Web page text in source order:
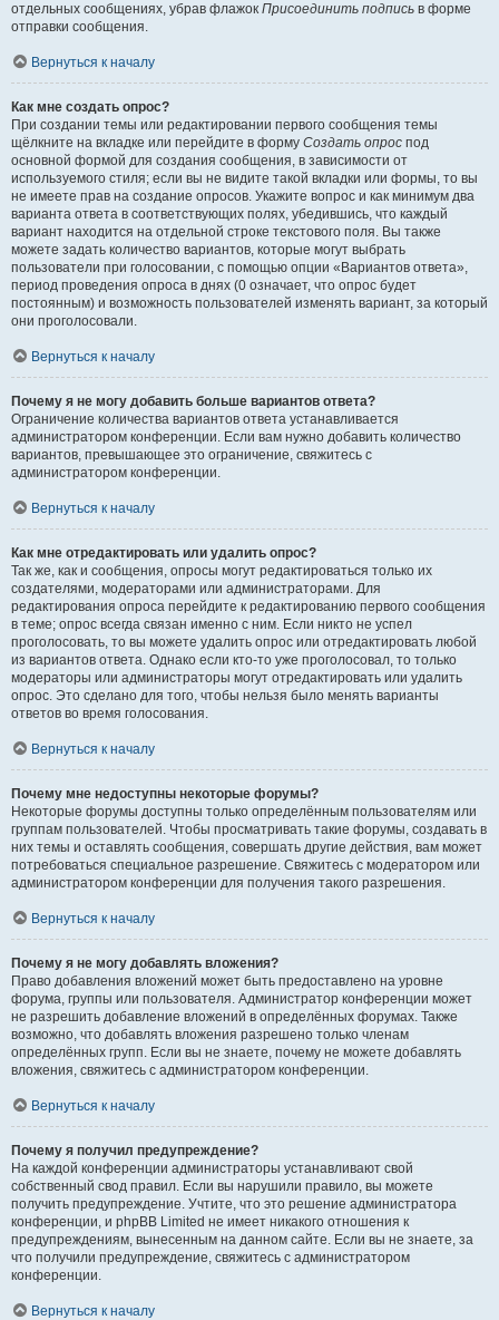
отдельных сообщениях, убрав флажок Присоединить подпись в форме
отправки сообщения.
Вернуться к началу
Как мне создать опрос?
При создании темы или редактировании первого сообщения темы
щёлкните на вкладке или перейдите в форму Создать опрос под
основной формой для создания сообщения, в зависимости от
используемого стиля; если вы не видите такой вкладки или формы, то вы
не имеете прав на создание опросов. Укажите вопрос и как минимум два
варианта ответа в соответствующих полях, убедившись, что каждый
вариант находится на отдельной строке текстового поля. Вы также
можете задать количество вариантов, которые могут выбрать
пользователи при голосовании, с помощью опции «Вариантов ответа»,
период проведения опроса в днях (0 означает, что опрос будет
постоянным) и возможность пользователей изменять вариант, за который
они проголосовали.
Вернуться к началу
Почему я не могу добавить больше вариантов ответа?
Ограничение количества вариантов ответа устанавливается
администратором конференции. Если вам нужно добавить количество
вариантов, превышающее это ограничение, свяжитесь с
администратором конференции.
Вернуться к началу
Как мне отредактировать или удалить опрос?
Так же, как и сообщения, опросы могут редактироваться только их
создателями, модераторами или администраторами. Для
редактирования опроса перейдите к редактированию первого сообщения
в теме; опрос всегда связан именно с ним. Если никто не успел
проголосовать, то вы можете удалить опрос или отредактировать любой
из вариантов ответа. Однако если кто-то уже проголосовал, то только
модераторы или администраторы могут отредактировать или удалить
опрос. Это сделано для того, чтобы нельзя было менять варианты
ответов во время голосования.
Вернуться к началу
Почему мне недоступны некоторые форумы?
Некоторые форумы доступны только определённым пользователям или
группам пользователей. Чтобы просматривать такие форумы, создавать в
них темы и оставлять сообщения, совершать другие действия, вам может
потребоваться специальное разрешение. Свяжитесь с модератором или
администратором конференции для получения такого разрешения.
Вернуться к началу
Почему я не могу добавлять вложения?
Право добавления вложений может быть предоставлено на уровне
форума, группы или пользователя. Администратор конференции может
не разрешить добавление вложений в определённых форумах. Также
возможно, что добавлять вложения разрешено только членам
определённых групп. Если вы не знаете, почему не можете добавлять
вложения, свяжитесь с администратором конференции.
Вернуться к началу
Почему я получил предупреждение?
На каждой конференции администраторы устанавливают свой
собственный свод правил. Если вы нарушили правило, вы можете
получить предупреждение. Учтите, что это решение администратора
конференции, и phpBB Limited не имеет никакого отношения к
предупреждениям, вынесенным на данном сайте. Если вы не знаете, за
что получили предупреждение, свяжитесь с администратором
конференции.
Вернуться к началу